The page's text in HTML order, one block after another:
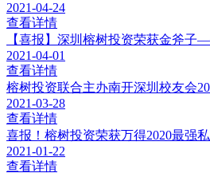
2021-04-24
查看详情
【喜报】深圳榕树投资荣获金斧子
2021-04-01
查看详情
榕树投资联合主办南开深圳校友会
2021-03-28
查看详情
喜报！榕树投资荣获万得2020最强
2021-01-22
查看详情